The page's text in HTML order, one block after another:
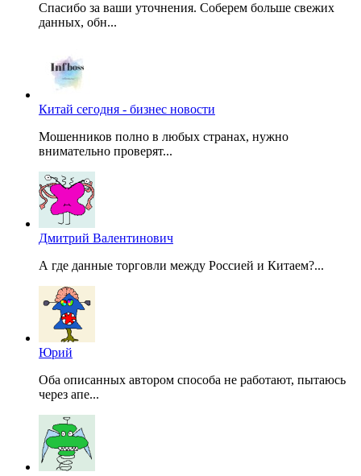
Спасибо за ваши уточнения. Соберем больше свежих
данных, обн...
Китай сегодня - бизнес новости
Мошенников полно в любых странах, нужно
внимательно проверят...
Дмитрий Валентинович
А где данные торговли между Россией и Китаем?...
Юрий
Оба описанных автором способа не работают, пытаюсь
через апе...